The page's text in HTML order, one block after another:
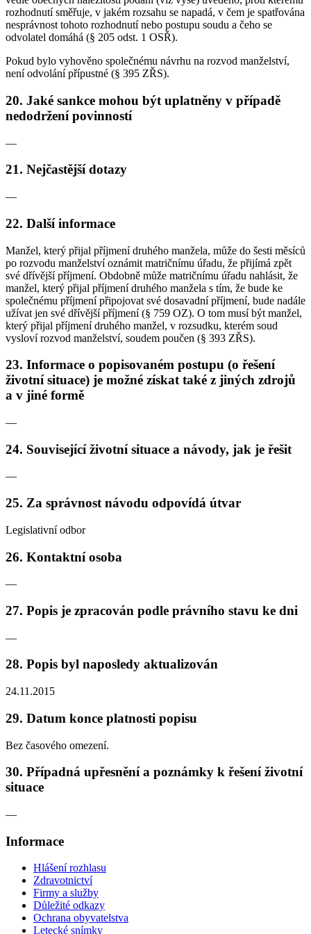
rozhodnutí směřuje, v jakém rozsahu se napadá, v čem je spatřována
nesprávnost tohoto rozhodnutí nebo postupu soudu a čeho se
odvolatel domáhá (§ 205 odst. 1 OSŘ).
Pokud bylo vyhověno společnému návrhu na rozvod manželství,
není odvolání přípustné (§ 395 ZŘS).
20. Jaké sankce mohou být uplatněny v případě
nedodržení povinností
—
21. Nejčastější dotazy
—
22. Další informace
Manžel, který přijal příjmení druhého manžela, může do šesti měsíců
po rozvodu manželství oznámit matričnímu úřadu, že přijímá zpět
své dřívější příjmení. Obdobně může matričnímu úřadu nahlásit, že
manžel, který přijal příjmení druhého manžela s tím, že bude ke
společnému příjmení připojovat své dosavadní příjmení, bude nadále
užívat jen své dřívější příjmení (§ 759 OZ). O tom musí být manžel,
který přijal příjmení druhého manžel, v rozsudku, kterém soud
vysloví rozvod manželství, soudem poučen (§ 393 ZŘS).
23. Informace o popisovaném postupu (o řešení
životní situace) je možné získat také z jiných zdrojů
a v jiné formě
—
24. Související životní situace a návody, jak je řešit
—
25. Za správnost návodu odpovídá útvar
Legislativní odbor
26. Kontaktní osoba
—
27. Popis je zpracován podle právního stavu ke dni
—
28. Popis byl naposledy aktualizován
24.11.2015
29. Datum konce platnosti popisu
Bez časového omezení.
30. Případná upřesnění a poznámky k řešení životní
situace
—
Informace
Hlášení rozhlasu
Zdravotnictví
Firmy a služby
Důležité odkazy
Ochrana obyvatelstva
Letecké snímky